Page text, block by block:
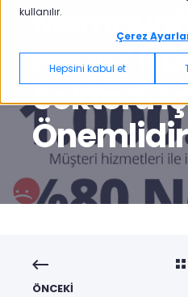
kullanılır.
Çerez
Hepsini kabul et
Nedir?
Sektörü
ÖNCEKI